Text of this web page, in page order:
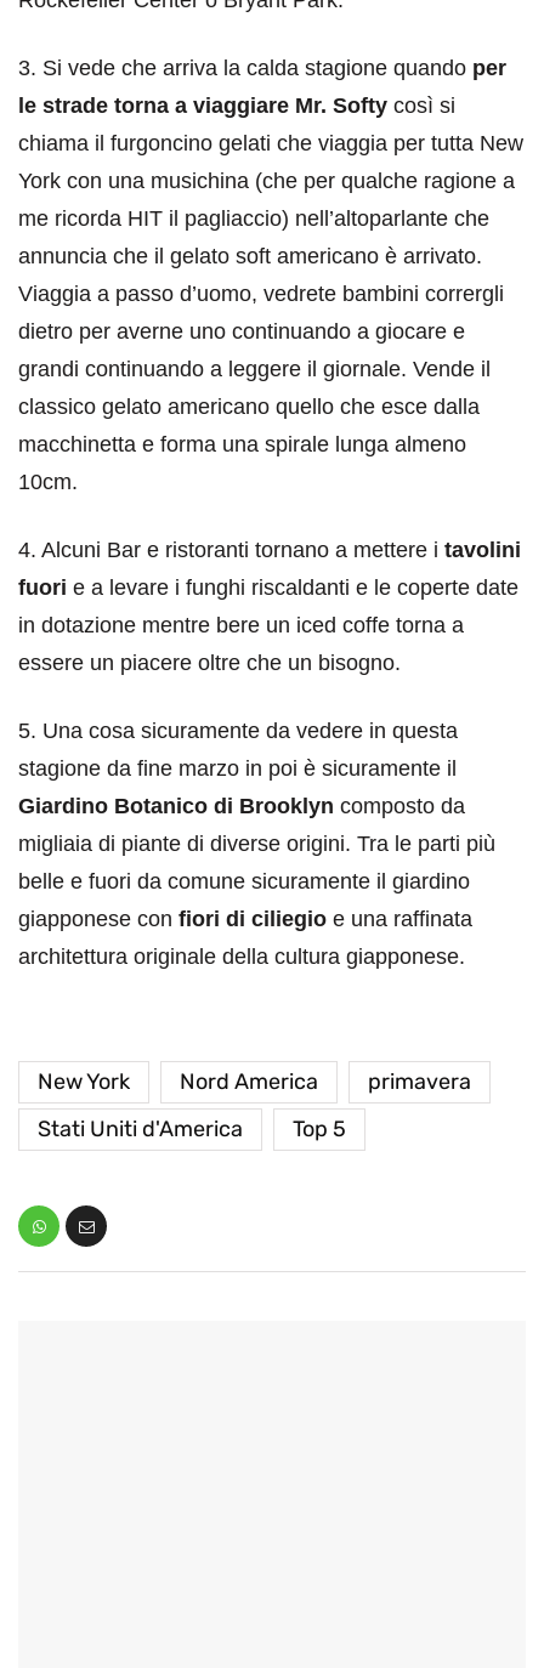
3. Si vede che arriva la calda stagione quando per
le strade torna a viaggiare Mr. Softy così si
chiama il furgoncino gelati che viaggia per tutta New
York con una musichina (che per qualche ragione a
me ricorda HIT il pagliaccio) nell’altoparlante che
annuncia che il gelato soft americano è arrivato.
Viaggia a passo d’uomo, vedrete bambini corrergli
dietro per averne uno continuando a giocare e
grandi continuando a leggere il giornale. Vende il
classico gelato americano quello che esce dalla
macchinetta e forma una spirale lunga almeno
10cm.
4. Alcuni Bar e ristoranti tornano a mettere i tavolini
fuori e a levare i funghi riscaldanti e le coperte date
in dotazione mentre bere un iced coffe torna a
essere un piacere oltre che un bisogno.
5. Una cosa sicuramente da vedere in questa
stagione da fine marzo in poi è sicuramente il
Giardino Botanico di Brooklyn composto da
migliaia di piante di diverse origini. Tra le parti più
belle e fuori da comune sicuramente il giardino
giapponese con fiori di ciliegio e una raffinata
architettura originale della cultura giapponese.
New York Nord America
primavera
Stati Uniti d'America
Top 5